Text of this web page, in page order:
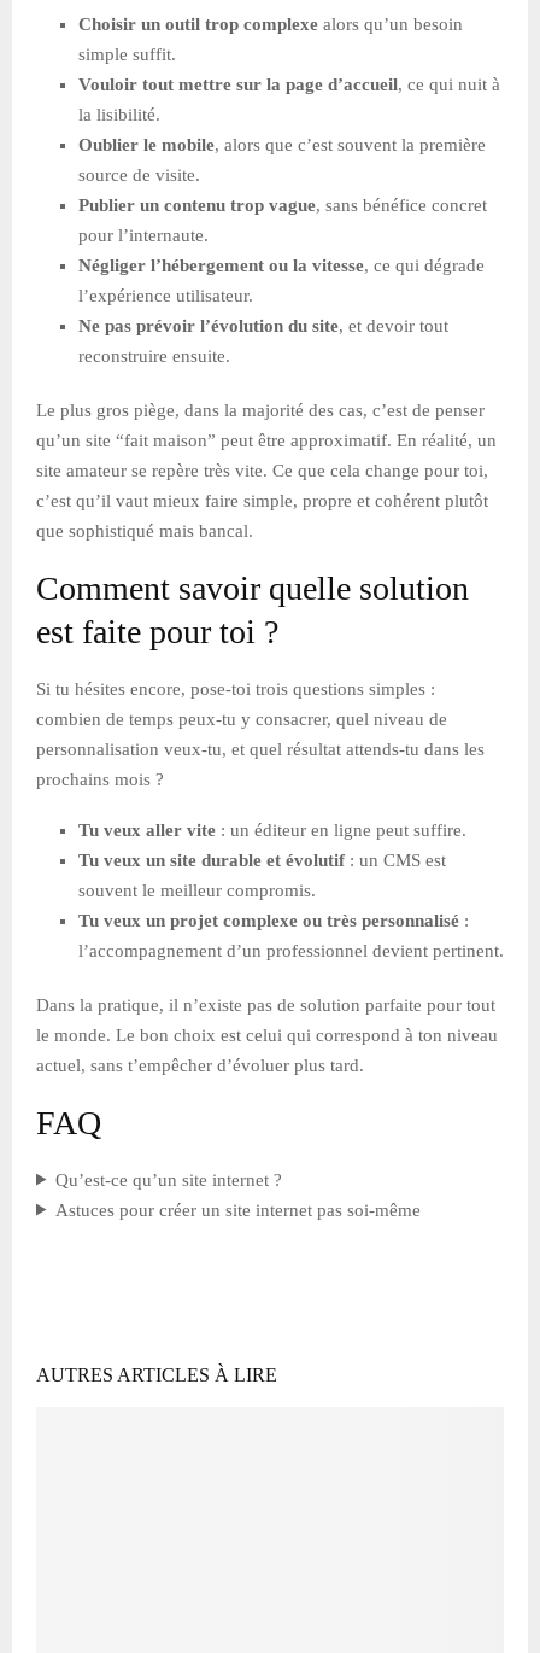
Choisir un outil trop complexe alors qu’un besoin
simple suffit.
Vouloir tout mettre sur la page d’accueil, ce qui nuit à
la lisibilité.
Oublier le mobile, alors que c’est souvent la première
source de visite.
Publier un contenu trop vague, sans bénéfice concret
pour l’internaute.
Négliger l’hébergement ou la vitesse, ce qui dégrade
l’expérience utilisateur.
Ne pas prévoir l’évolution du site, et devoir tout
reconstruire ensuite.
Le plus gros piège, dans la majorité des cas, c’est de penser
qu’un site “fait maison” peut être approximatif. En réalité, un
site amateur se repère très vite. Ce que cela change pour toi,
c’est qu’il vaut mieux faire simple, propre et cohérent plutôt
que sophistiqué mais bancal.
Comment savoir quelle solution
est faite pour toi ?
Si tu hésites encore, pose-toi trois questions simples :
combien de temps peux-tu y consacrer, quel niveau de
personnalisation veux-tu, et quel résultat attends-tu dans les
prochains mois ?
Tu veux aller vite : un éditeur en ligne peut suffire.
Tu veux un site durable et évolutif : un CMS est
souvent le meilleur compromis.
Tu veux un projet complexe ou très personnalisé :
l’accompagnement d’un professionnel devient pertinent.
Dans la pratique, il n’existe pas de solution parfaite pour tout
le monde. Le bon choix est celui qui correspond à ton niveau
actuel, sans t’empêcher d’évoluer plus tard.
FAQ
Qu’est-ce qu’un site internet ?
Astuces pour créer un site internet pas soi-même
AUTRES ARTICLES À LIRE